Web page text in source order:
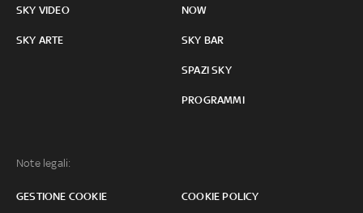
SKY VIDEO
SKY ARTE
NOW
SKY BAR
SPAZI SKY
PROGRAMMI
Note legali:
GESTIONE COOKIE COOKIE POLICY